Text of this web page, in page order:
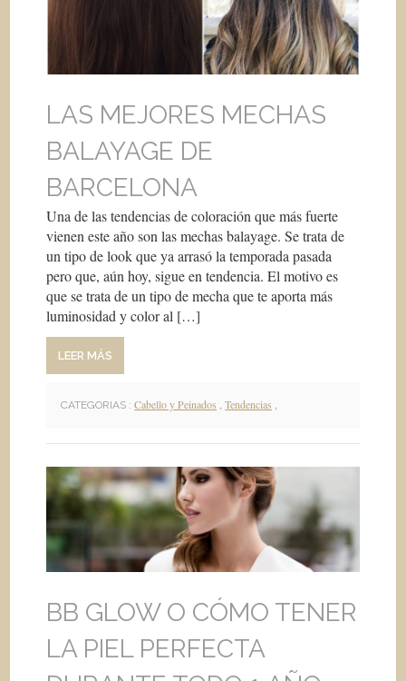
LAS MEJORES MECHAS
BALAYAGE DE
BARCELONA
Una de las tendencias de coloración que más fuerte
vienen este año son las mechas balayage. Se trata de
un tipo de look que ya arrasó la temporada pasada
pero que, aún hoy, sigue en tendencia. El motivo es
que se trata de un tipo de mecha que te aporta más
luminosidad y color al […]
LEER MÁS
CATEGORIAS : Cabello y Peinados ,Tendencias
BB GLOW O CÓMO TENER
LA PIEL PERFECTA